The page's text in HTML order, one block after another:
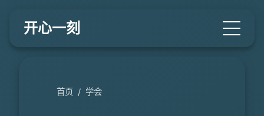
开心一刻
首页 / 学会